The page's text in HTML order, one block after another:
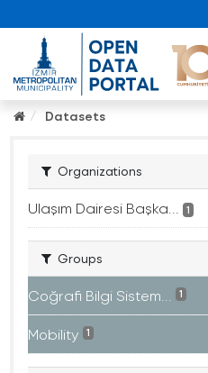
Datasets
Organizations
Ulaşım Dairesi Başka... 1
Groups
Coğrafi Bilgi Sistem... 1
Mobility 1